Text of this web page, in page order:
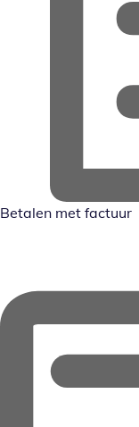
Betalen met factuur